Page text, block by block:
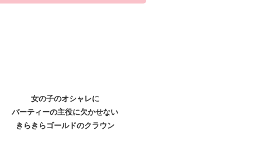
女の子のオシャレに
パーティーの主役に欠かせない
きらきらゴールドのクラウン